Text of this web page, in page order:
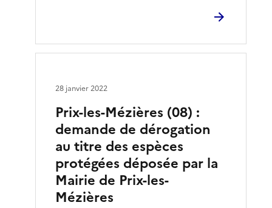
Prix-les-Mézières (08) :
demande de dérogation
au titre des espèces
protégées déposée par la
Mairie de Prix-les-
Mézières
28 janvier 2022